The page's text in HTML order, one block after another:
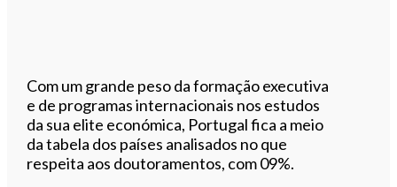
Com um grande peso da formação executiva
e de programas internacionais nos estudos
da sua elite económica, Portugal fica a meio
da tabela dos países analisados no que
respeita aos doutoramentos, com 09%.